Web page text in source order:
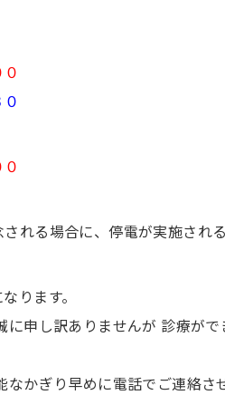
れる場合に、停電が実施される
ります。
申し訳ありませんが 診療が
かぎり早めに電話でご連絡さ